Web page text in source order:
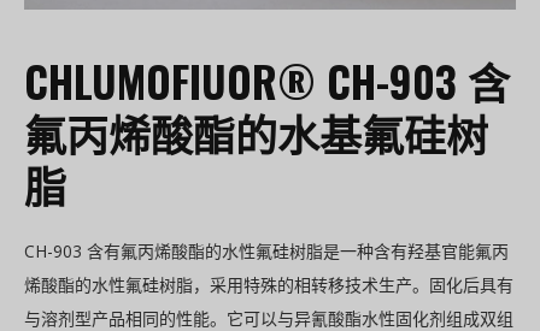
CHLUMOFIUOR® CH-903 含
氟丙烯酸酯的水基氟硅树
脂
CH-903 含有氟丙烯酸酯的水性氟硅树脂是一种含有羟基官能氟丙
烯酸酯的水性氟硅树脂，采用特殊的相转移技术生产。固化后具有
与溶剂型产品相同的性能。它可以与异氰酸酯水性固化剂组成双组